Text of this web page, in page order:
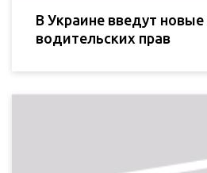
В Украине введут новые
водительских прав